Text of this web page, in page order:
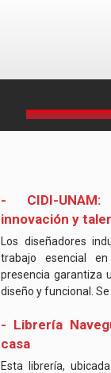
- CIDI-
innovación y
Los diseñadores
trabajo esencial
presencia garantiza
diseño y funcional. Se
- Librería
casa
Esta librería,